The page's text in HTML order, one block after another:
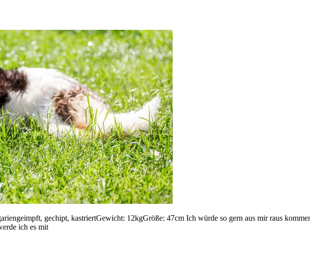
gechipt, kastriertGewicht: 12kgGröße: 47cm Ich würde so gern aus mir raus
ich es mit